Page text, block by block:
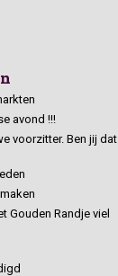
avond !!!
voorzitter. Ben jij dat
Gouden Randje viel